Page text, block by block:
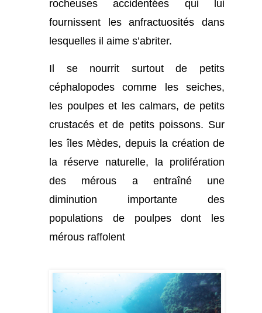
rocheuses accidentées qui lui
fournissent les anfractuosités dans
lesquelles il aime s’abriter.
Il se nourrit surtout de petits
céphalopodes comme les seiches,
les poulpes et les calmars, de petits
crustacés et de petits poissons. Sur
les îles Mèdes, depuis la création de
la réserve naturelle, la prolifération
des mérous a entraîné une
diminution importante des
populations de poulpes dont les
mérous raffolent